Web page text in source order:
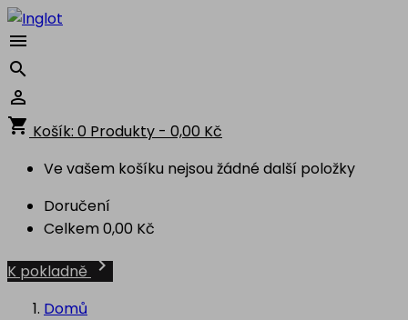



shopping_cart Košík: 0 Produkty - 0,00 Kč
Ve vašem košíku nejsou žádné další položky
Doručení
Celkem0,00 Kč
K pokladně
Domů